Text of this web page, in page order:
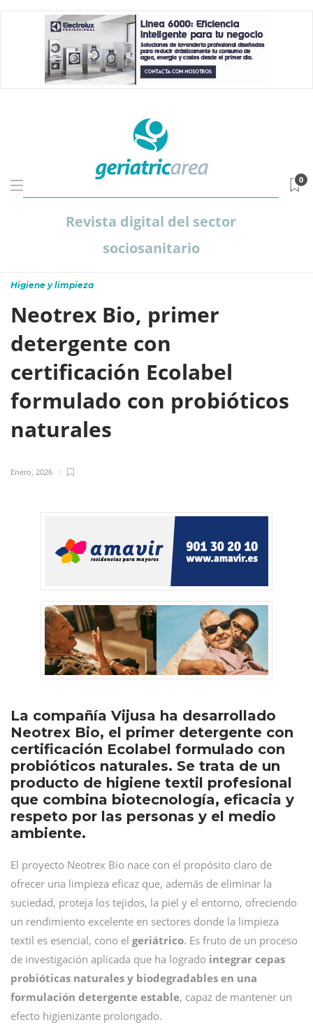
Revista digital del sector
sociosanitario
0
Higiene y limpieza
Neotrex Bio, primer
detergente con
certificación Ecolabel
formulado con probióticos
naturales
Enero, 2026
La compañía Vijusa ha desarrollado
Neotrex Bio, el primer detergente con
certificación Ecolabel formulado con
probióticos naturales. Se trata de un
producto de higiene textil profesional
que combina biotecnología, eficacia y
respeto por las personas y el medio
ambiente.
El proyecto Neotrex Bio nace con el propósito claro de
ofrecer una limpieza eficaz que, además de eliminar la
suciedad, proteja los tejidos, la piel y el entorno, ofreciendo
un rendimiento excelente en sectores donde la limpieza
textil es esencial, cono el geriátrico. Es fruto de un proceso
de investigación aplicada que ha logrado integrar cepas
probióticas naturales y biodegradables en una
formulación detergente estable, capaz de mantener un
efecto higienizante prolongado.